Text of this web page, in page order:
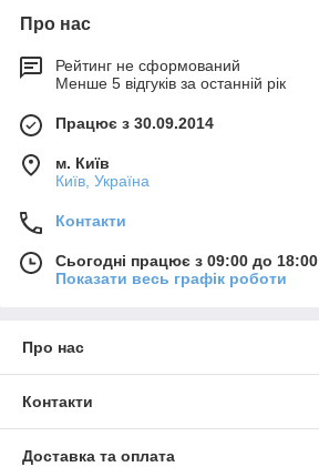
Про нас
Рейтинг не сформований
Менше 5 відгуків за останній рік
Працює з 30.09.2014
м. Київ
Київ, Україна
Контакти
Сьогодні працює з 09:00 до 18:00
Показати весь графік роботи
Про нас
Контакти
Доставка та оплата